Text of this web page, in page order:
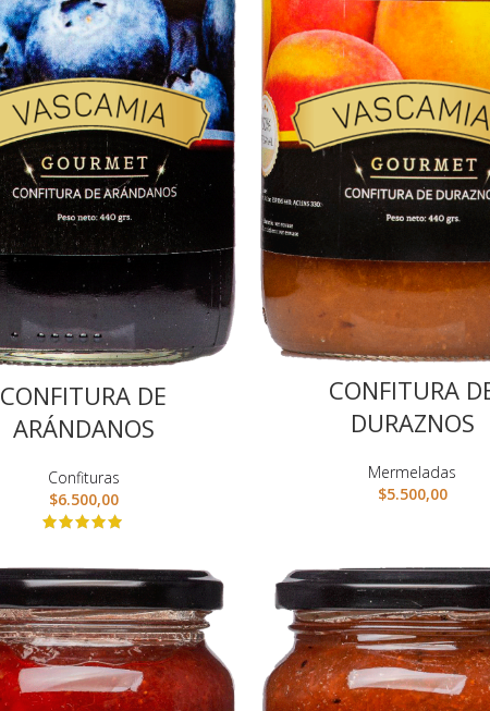
CONFITURA DE
ARÁNDANOS
Confituras
$6.500,00
CONFITURA
DURAZNOS
Mermeladas
$5.500,00